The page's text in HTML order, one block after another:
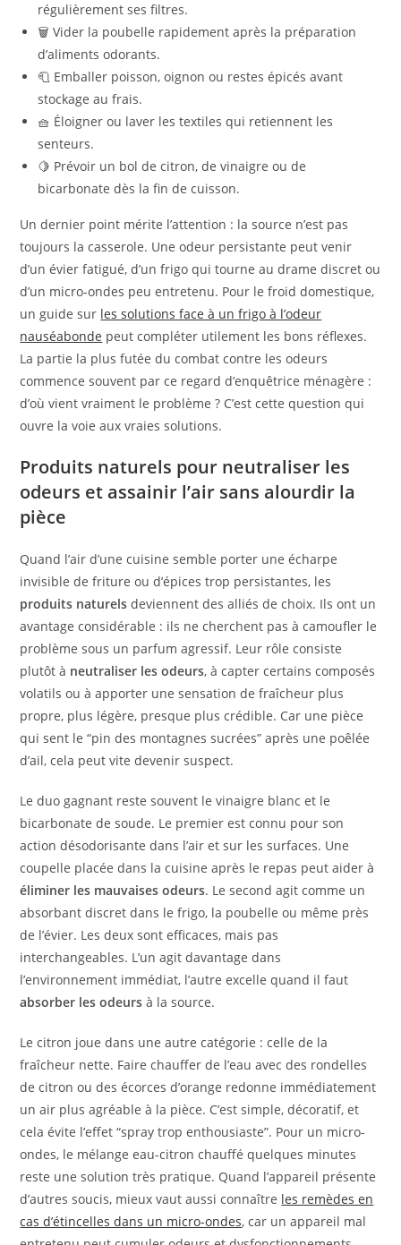
régulièrement ses filtres.
🗑️ Vider la poubelle rapidement après la préparation
d’aliments odorants.
🧻 Emballer poisson, oignon ou restes épicés avant
stockage au frais.
🧺 Éloigner ou laver les textiles qui retiennent les
senteurs.
🍋 Prévoir un bol de citron, de vinaigre ou de
bicarbonate dès la fin de cuisson.
Un dernier point mérite l’attention : la source n’est pas
toujours la casserole. Une odeur persistante peut venir
d’un évier fatigué, d’un frigo qui tourne au drame discret ou
d’un micro-ondes peu entretenu. Pour le froid domestique,
un guide sur les solutions face à un frigo à l’odeur
nauséabonde peut compléter utilement les bons réflexes.
La partie la plus futée du combat contre les odeurs
commence souvent par ce regard d’enquêtrice ménagère :
d’où vient vraiment le problème ? C’est cette question qui
ouvre la voie aux vraies solutions.
Produits naturels pour neutraliser les
odeurs et assainir l’air sans alourdir la
pièce
Quand l’air d’une cuisine semble porter une écharpe
invisible de friture ou d’épices trop persistantes, les
produits naturels deviennent des alliés de choix. Ils ont un
avantage considérable : ils ne cherchent pas à camoufler le
problème sous un parfum agressif. Leur rôle consiste
plutôt à neutraliser les odeurs, à capter certains composés
volatils ou à apporter une sensation de fraîcheur plus
propre, plus légère, presque plus crédible. Car une pièce
qui sent le “pin des montagnes sucrées” après une poêlée
d’ail, cela peut vite devenir suspect.
Le duo gagnant reste souvent le vinaigre blanc et le
bicarbonate de soude. Le premier est connu pour son
action désodorisante dans l’air et sur les surfaces. Une
coupelle placée dans la cuisine après le repas peut aider à
éliminer les mauvaises odeurs. Le second agit comme un
absorbant discret dans le frigo, la poubelle ou même près
de l’évier. Les deux sont efficaces, mais pas
interchangeables. L’un agit davantage dans
l’environnement immédiat, l’autre excelle quand il faut
absorber les odeurs à la source.
Le citron joue dans une autre catégorie : celle de la
fraîcheur nette. Faire chauffer de l’eau avec des rondelles
de citron ou des écorces d’orange redonne immédiatement
un air plus agréable à la pièce. C’est simple, décoratif, et
cela évite l’effet “spray trop enthousiaste”. Pour un micro-
ondes, le mélange eau-citron chauffé quelques minutes
reste une solution très pratique. Quand l’appareil présente
d’autres soucis, mieux vaut aussi connaître les remèdes en
cas d’étincelles dans un micro-ondes, car un appareil mal